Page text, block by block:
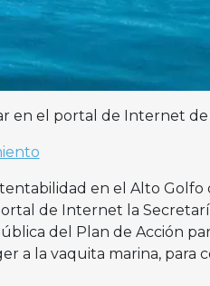
en el portal de Internet de
en el Alto Golfo
de Internet la
del Plan de Acción
a la vaquita marina, para